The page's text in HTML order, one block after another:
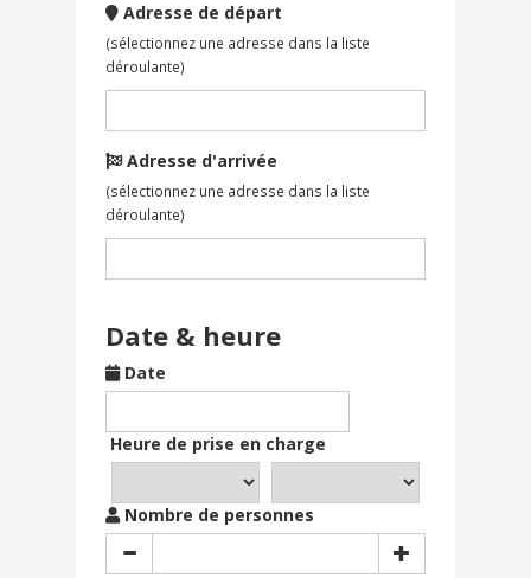
Adresse de départ
(sélectionnez une adresse dans la liste
déroulante)
Adresse d'arrivée
(sélectionnez une adresse dans la liste
déroulante)
Date & heure
Date
Heure de prise en charge
Nombre de personnes